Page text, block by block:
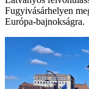
Fugyivásárhelyen
Európa-bajnokságra.